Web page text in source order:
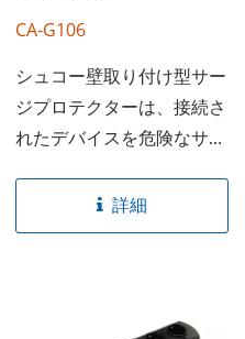
CA-G106
シュコー壁取り付け型サー
ジプロテクターは、接続さ
れたデバイスを危険なサー
ための保護を提供しま
す。...
詳細